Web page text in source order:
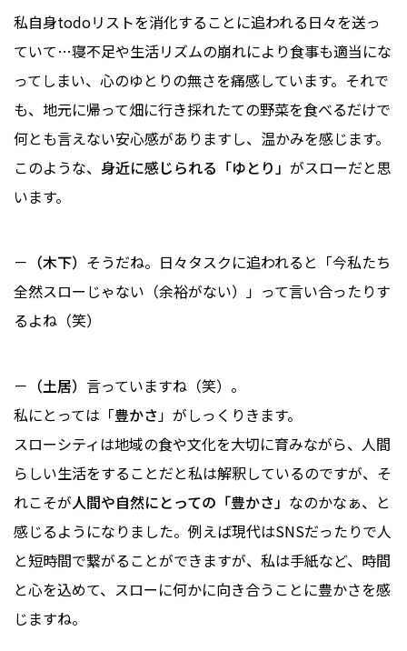
私自身todoリストを消化することに追われる日々を送っ
ていて…寝不足や生活リズムの崩れにより食事も適当にな
ってしまい、心のゆとりの無さを痛感しています。それで
も、地元に帰って畑に行き採れたての野菜を食べるだけで
何とも言えない安心感がありますし、温かみを感じます。
このような、 身近に感じられる「ゆとり」 がスローだと思
います。
－（木下） そうだね。日々タスクに追われると「今私たち
全然スローじゃない（余裕がない）」って言い合ったりす
るよね（笑）
－（土居） 言っていますね（笑）。
私にとっては「豊かさ」がしっくりきます。
スローシティは地域の食や文化を大切に育みながら、人間
らしい生活をすることだと私は解釈しているのですが、そ
れこそが人間や自然にとっての「豊かさ」 なのかなぁ、と
感じるようになりました。例えば現代はSNSだったりで人
と短時間で繋がることができますが、私は手紙など、時間
と心を込めて、スローに何かに向き合うことに豊かさを感
じますね。